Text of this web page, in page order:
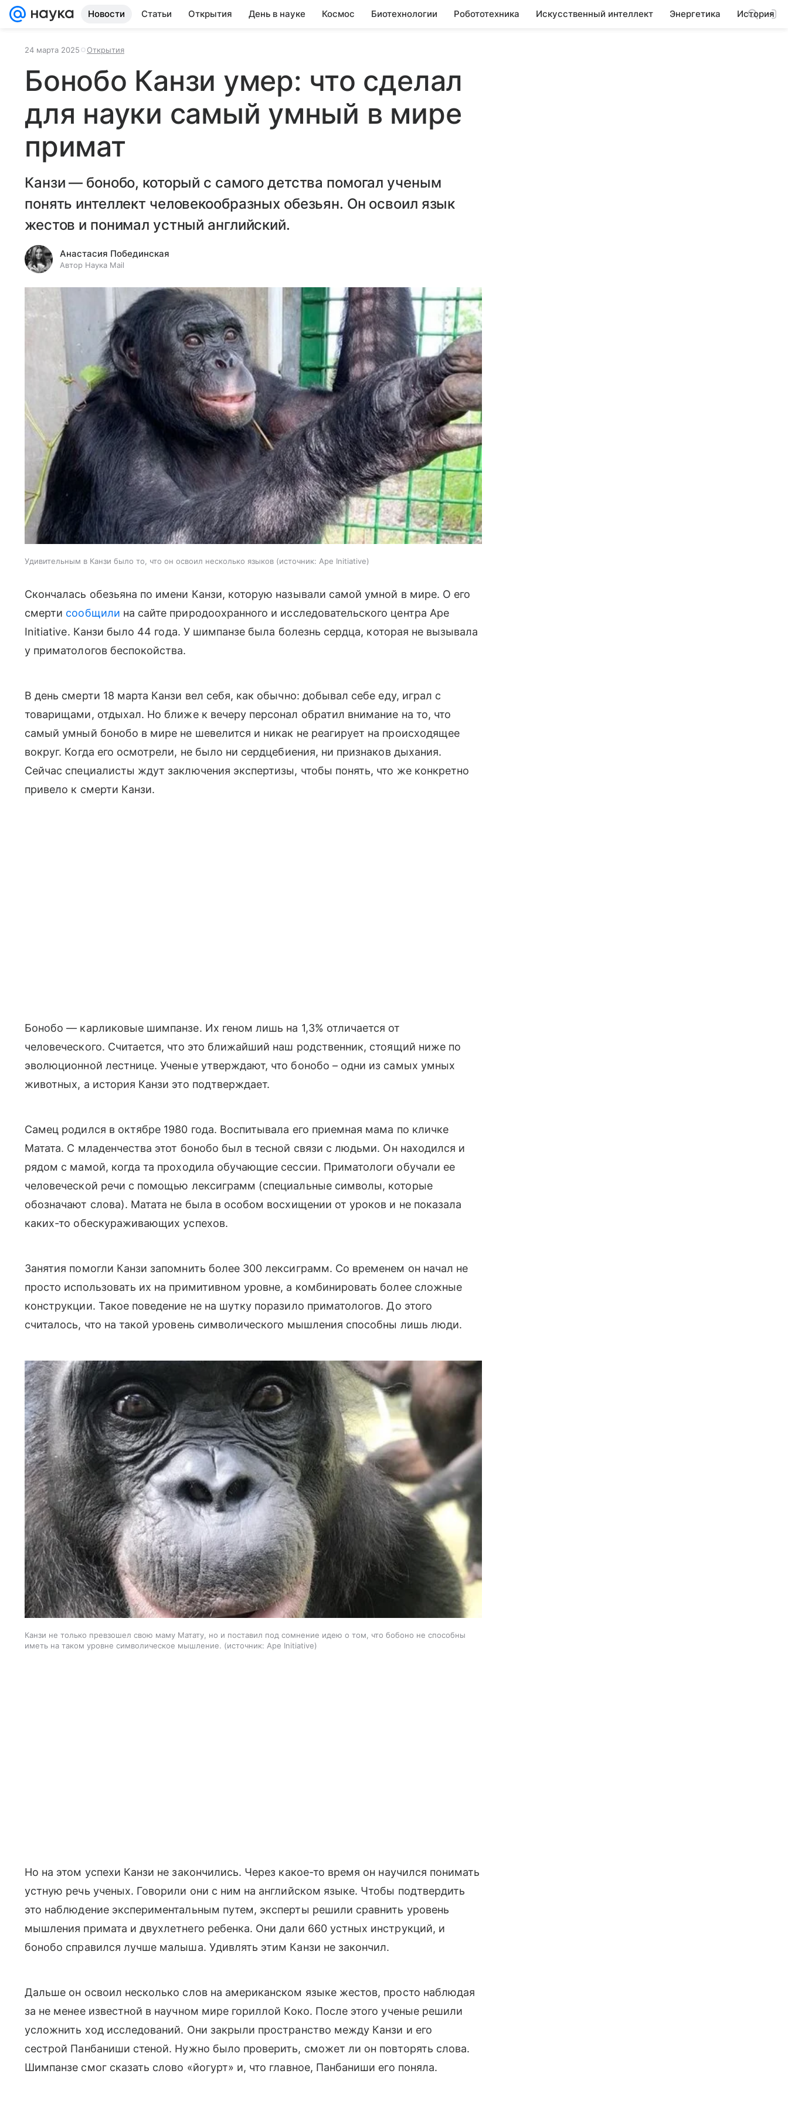
Новости Статьи Открытия День в науке Космос Биотехнологии Робототехника Искусственный интеллект Энергетика История
24 марта 2025 Открытия
Бонобо Канзи умер: что сделал
для науки самый умный в мире
примат
Канзи — бонобо, который с самого детства помогал ученым
понять интеллект человекообразных обезьян. Он освоил язык
жестов и понимал устный английский.
Анастасия Побединская
Автор Наука Mail
Удивительным в Канзи было то, что он освоил несколько языков источник: Ape Initiative
Скончалась обезьяна по имени Канзи, которую называли самой умной в мире. О его
смерти сообщили на сайте природоохранного и исследовательского центра Ape
Initiative. Канзи было 44 года. У шимпанзе была болезнь сердца, которая не вызывала
у приматологов беспокойства.
В день смерти 18 марта Канзи вел себя, как обычно: добывал себе еду, играл с
товарищами, отдыхал. Но ближе к вечеру персонал обратил внимание на то, что
самый умный бонобо в мире не шевелится и никак не реагирует на происходящее
вокруг. Когда его осмотрели, не было ни сердцебиения, ни признаков дыхания.
Сейчас специалисты ждут заключения экспертизы, чтобы понять, что же конкретно
привело к смерти Канзи.
Бонобо — карликовые шимпанзе. Их геном лишь на 1,3% отличается от
человеческого. Считается, что это ближайший наш родственник, стоящий ниже по
эволюционной лестнице. Ученые утверждают, что бонобо – одни из самых умных
животных, а история Канзи это подтверждает.
Самец родился в октябре 1980 года. Воспитывала его приемная мама по кличке
Матата. С младенчества этот бонобо был в тесной связи с людьми. Он находился и
рядом с мамой, когда та проходила обучающие сессии. Приматологи обучали ее
человеческой речи с помощью лексиграмм (специальные символы, которые
обозначают слова). Матата не была в особом восхищении от уроков и не показала
каких-то обескураживающих успехов.
Занятия помогли Канзи запомнить более 300 лексиграмм. Со временем он начал не
просто использовать их на примитивном уровне, а комбинировать более сложные
конструкции. Такое поведение не на шутку поразило приматологов. До этого
считалось, что на такой уровень символического мышления способны лишь люди.
Канзи не только превзошел свою маму Матату, но и поставил под сомнение идею о том, что бобоно не способны
иметь на таком уровне символическое мышление.
источник: Ape Initiative
Но на этом успехи Канзи не закончились. Через какое-то время он научился понимать
устную речь ученых. Говорили они с ним на английском языке. Чтобы подтвердить
это наблюдение экспериментальным путем, эксперты решили сравнить уровень
мышления примата и двухлетнего ребенка. Они дали 660 устных инструкций, и
бонобо справился лучше малыша. Удивлять этим Канзи не закончил.
Дальше он освоил несколько слов на американском языке жестов, просто наблюдая
за не менее известной в научном мире гориллой Коко. После этого ученые решили
усложнить ход исследований. Они закрыли пространство между Канзи и его
сестрой Панбаниши стеной. Нужно было проверить, сможет ли он повторять слова.
Шимпанзе смог сказать слово «йогурт» и, что главное, Панбаниши его поняла.